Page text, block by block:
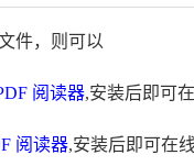
件，则可以
阅读器,安装后即可
阅读器,安装后即可在